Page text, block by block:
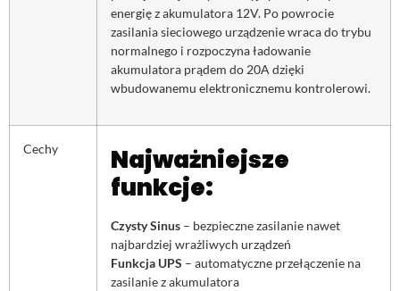
energię z akumulatora 12V. Po powrocie
zasilania sieciowego urządzenie wraca do trybu
normalnego i rozpoczyna ładowanie
akumulatora prądem do 20A dzięki
wbudowanemu elektronicznemu kontrolerowi.
Cechy
Najważniejsze
funkcje:
Czysty Sinus – bezpieczne zasilanie nawet
najbardziej wrażliwych urządzeń
Funkcja UPS – automatyczne przełączenie na
zasilanie z akumulatora